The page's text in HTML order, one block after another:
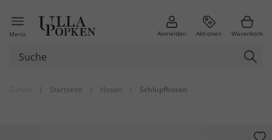
Menü Anmelden Aktionen Warenkorb
| Startseite | Hosen | Schlupfhosen